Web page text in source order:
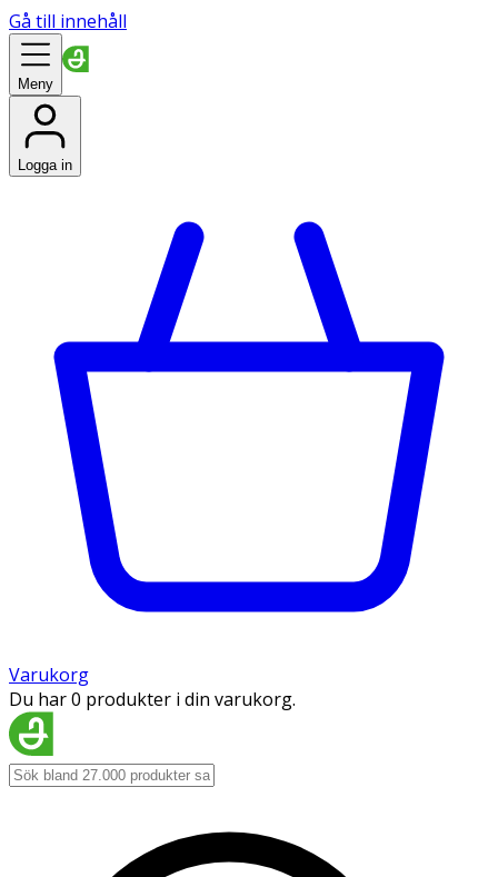
Gå till innehåll
Meny
Logga in
Varukorg
Du har 0 produkter i din varukorg.